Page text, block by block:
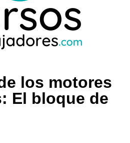
los motores
El bloque de